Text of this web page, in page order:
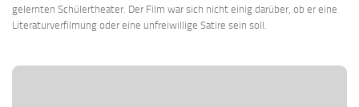
gelernten Schülertheater. Der Film war sich nicht einig darüber, ob er eine
Literaturverfilmung oder eine unfreiwillige Satire sein soll.